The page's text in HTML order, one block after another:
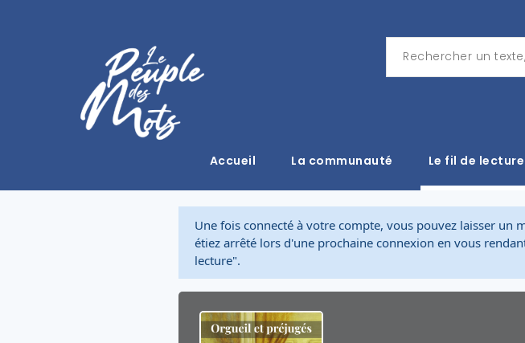
Accueil La communauté Le fil de lecture
Une fois connecté à votre compte, vous pouvez laisser un
étiez arrêté lors d'une prochaine connexion en vous
lecture".